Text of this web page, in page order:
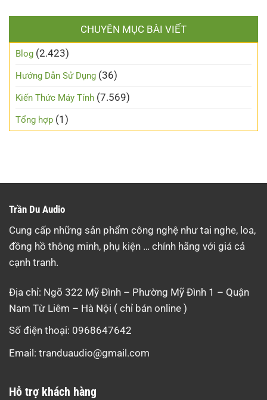
CHUYÊN MỤC BÀI VIẾT
Blog (2.423)
Hướng Dẫn Sử Dụng (36)
Kiến Thức Máy Tính (7.569)
Tổng hợp (1)
Trần Du Audio
Cung cấp những sản phẩm công nghệ như tai nghe, loa,
đồng hồ thông minh, phụ kiện … chính hãng với giá cả
cạnh tranh.
Địa chỉ: Ngõ 322 Mỹ Đình – Phường Mỹ Đình 1 – Quận
Nam Từ Liêm – Hà Nội ( chỉ bán online )
Số điện thoại: 0968647642
Email: tranduaudio@gmail.com
Hỗ trợ khách hàng